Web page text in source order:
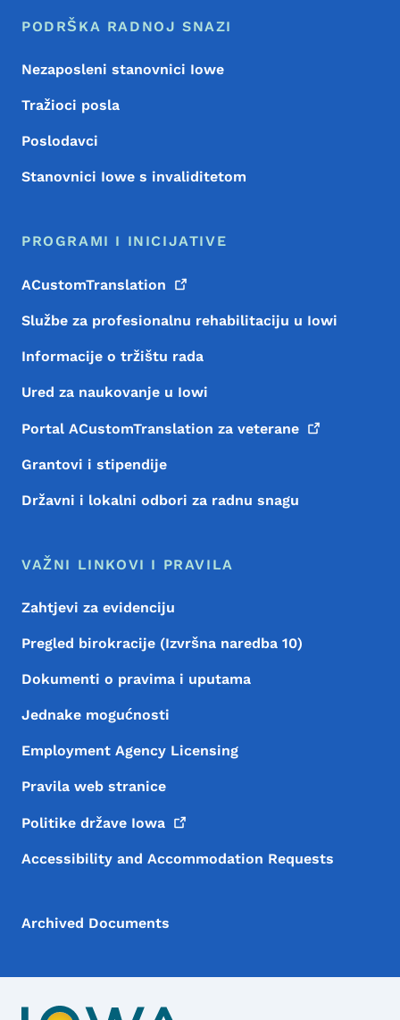
PODRŠKA RADNOJ SNAZI
Nezaposleni stanovnici Iowe
Tražioci posla
Poslodavci
Stanovnici Iowe s invaliditetom
PROGRAMI I INICIJATIVE
ACustomTranslation
Službe za profesionalnu rehabilitaciju u Iowi
Informacije o tržištu rada
Ured za naukovanje u Iowi
Portal ACustomTranslation za veterane
Grantovi i stipendije
Državni i lokalni odbori za radnu snagu
VAŽNI LINKOVI I PRAVILA
Zahtjevi za evidenciju
Pregled birokracije (Izvršna naredba 10)
Dokumenti o pravima i uputama
Jednake mogućnosti
Employment Agency Licensing
Pravila web stranice
Politike države Iowa
Accessibility and Accommodation Requests
Archived Documents